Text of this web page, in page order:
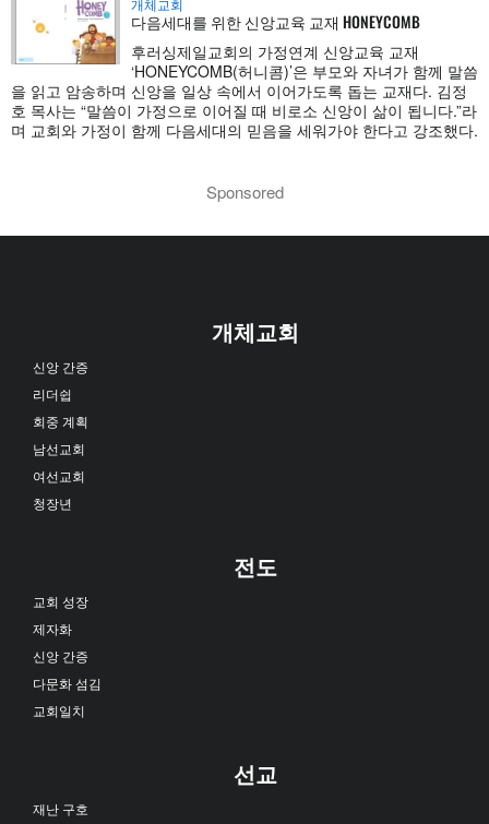
다음세대를 위한 신앙교육 교재 HONEYCOMB
후러싱제일교회의 가정연계 신앙교육 교재
‘HONEYCOMB(허니콤)’은 부모와 자녀가 함께 말씀
을 읽고 암송하며 신앙을 일상 속에서 이어가도록 돕는 교재다. 김정
호 목사는 “말씀이 가정으로 이어질 때 비로소 신앙이 삶이 됩니다.”라
며 교회와 가정이 함께 다음세대의 믿음을 세워가야 한다고 강조했다.
Sponsored
개체교회
신앙 간증
리더쉽
회중 계획
남선교회
여선교회
청장년
전도
교회 성장
제자화
신앙 간증
다문화 섬김
교회일치
선교
재난 구호